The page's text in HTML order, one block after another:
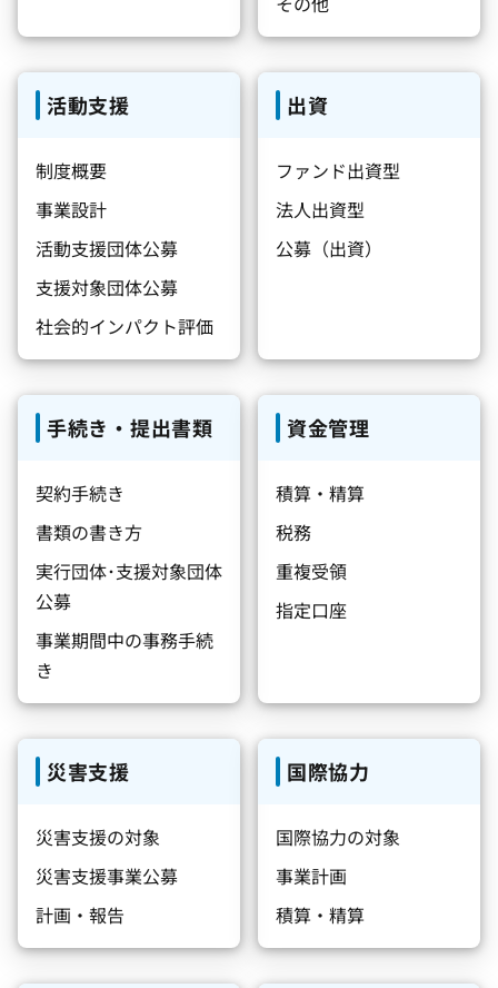
活動支援
制度概要
事業設計
活動支援団体公募
支援対象団体公募
社会的インパクト評価
出資
ファンド出資型
法人出資型
公募（出資）
手続き・提出書類
契約手続き
書類の書き方
実行団体･支援対象団体
公募
事業期間中の事務手続
き
資金管理
積算・精算
税務
重複受領
指定口座
災害支援
災害支援の対象
災害支援事業公募
計画・報告
国際協力
国際協力の対象
事業計画
積算・精算